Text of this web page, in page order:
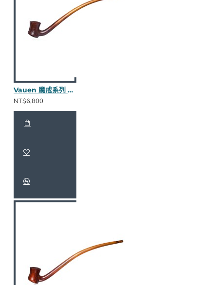
Vauen 魔戒系列 Doran S 長斗
NT$6,800